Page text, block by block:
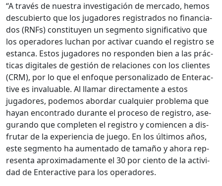
“A través de nues­tra inves­ti­gación de mer­ca­do, hemos
des­cu­bier­to que los jugadores reg­istra­dos no finan­cia­
dos (RNFs) con­sti­tuyen un seg­men­to sig­ni­fica­ti­vo que
los oper­adores luchan por acti­var cuan­do el reg­istro se
estanca. Estos jugadores no respon­den bien a las prác­
ti­cas dig­i­tales de gestión de rela­ciones con los clientes
(CRM), por lo que el enfoque per­son­al­iza­do de Enter­ac­
tive es invalu­able. Al lla­mar direc­ta­mente a estos
jugadores, podemos abor­dar cualquier prob­le­ma que
hayan encon­tra­do durante el pro­ce­so de reg­istro, ase­
gu­ran­do que com­pleten el reg­istro y comien­cen a dis­
fru­tar de la expe­ri­en­cia de juego. En los últi­mos años,
este seg­men­to ha aumen­ta­do de tamaño y aho­ra rep­
re­sen­ta aprox­i­mada­mente el 30 por cien­to de la activi­
dad de Enter­ac­tive para los oper­adores.